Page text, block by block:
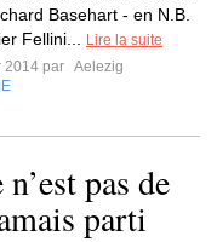
Basehart - en N.B.
Fellini...
Lire la suite
2014 par Aelezig
pas de
parti